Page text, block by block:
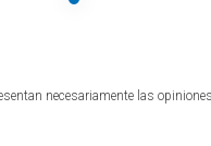
necesariamente las